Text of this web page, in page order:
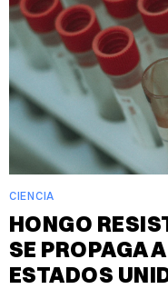
CIENCIA
HONGO
SE PROPAGA
ESTADOS